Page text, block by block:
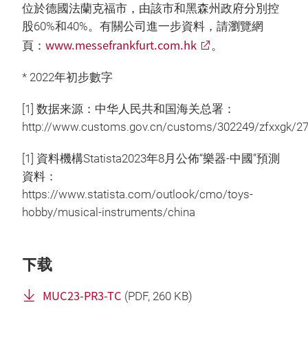
位於德國法蘭克福市，由該市和黑森州政府分別控
股60%和40%。有關公司進一步資料，請瀏覽網
頁： www.messefrankfurt.com.hk 。
* 2022年初步數字
[1] 数据来源：中华人民共和国海关总署：
http://www.customs.gov.cn/customs/302249/zfxxgk/
[1] 資料機構Statista2023年8月公佈“樂器-中國”預測
資料：
https://www.statista.com/outlook/cmo/toys-
hobby/musical-instruments/china
下载
MUC23-PR3-TC (PDF, 260 KB)